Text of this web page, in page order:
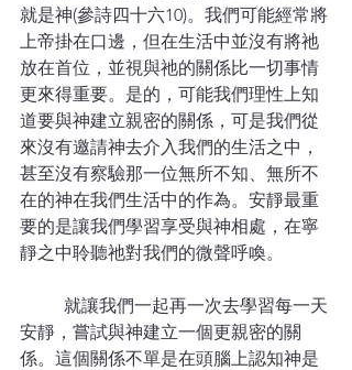
就是神(參詩四十六10)。我們可能經常將
上帝掛在口邊，但在生活中並沒有將祂
放在首位，並視與祂的關係比一切事情
更來得重要。是的，可能我們理性上知
道要與神建立親密的關係，可是我們從
來沒有邀請神去介入我們的生活之中，
甚至沒有察驗那一位無所不知、無所不
在的神在我們生活中的作為。安靜最重
要的是讓我們學習享受與神相處，在寧
靜之中聆聽祂對我們的微聲呼喚。
安靜，嘗試與神建立一個更親密的關
係。這個關係不單是在頭腦上認知神是